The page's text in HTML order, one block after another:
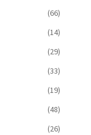
(66)
(14)
(29)
(33)
(19)
(48)
(26)